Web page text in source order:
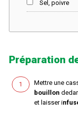
Sel, poivre
Préparation
Mettre une
bouillon
et laisser i